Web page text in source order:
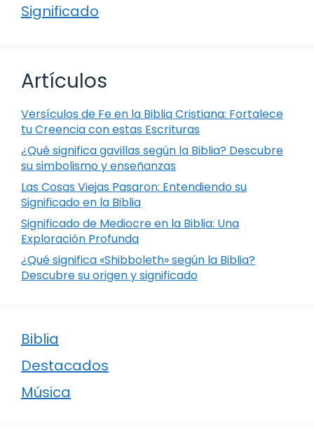
Significado
Artículos
Versículos de Fe en la Biblia Cristiana: Fortalece
tu Creencia con estas Escrituras
¿Qué significa gavillas según la Biblia? Descubre
su simbolismo y enseñanzas
Las Cosas Viejas Pasaron: Entendiendo su
Significado en la Biblia
Significado de Mediocre en la Biblia: Una
Exploración Profunda
¿Qué significa «Shibboleth» según la Biblia?
Descubre su origen y significado
Biblia
Destacados
Música